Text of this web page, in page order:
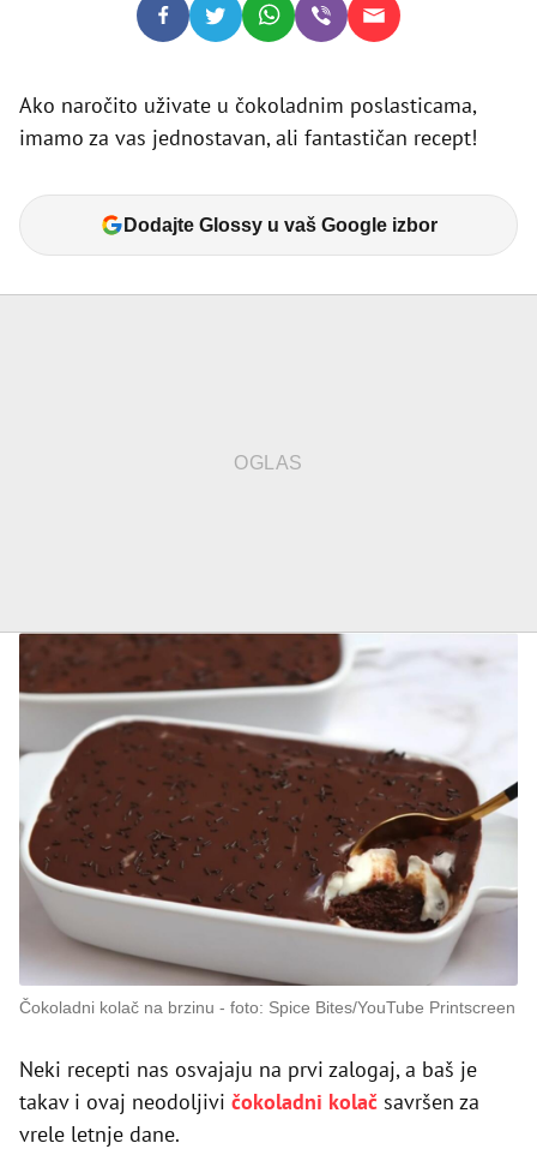
Ako naročito uživate u čokoladnim poslasticama,
imamo za vas jednostavan, ali fantastičan recept!
Dodajte Glossy u vaš Google izbor
Čokoladni kolač na brzinu foto: Spice Bites/YouTube Printscreen
Neki recepti nas osvajaju na prvi zalogaj, a baš je
takav i ovaj neodoljivi čokoladni kolač savršen za
vrele letnje dane.